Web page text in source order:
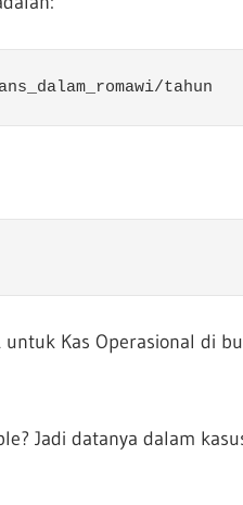
tahun
Kas Operasional di
Jadi datanya dalam